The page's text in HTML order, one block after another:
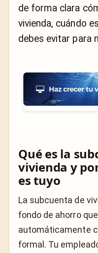
de forma clara
vivienda, cuándo
debes evitar para
Qué es la
vivienda y
es tuyo
La subcuenta de
fondo de ahorro
automáticamente
formal. Tu